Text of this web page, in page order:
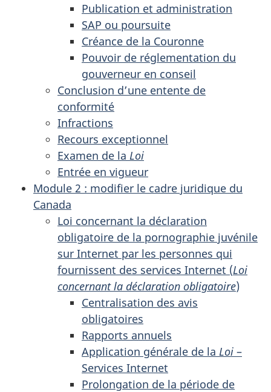
Publication et administration
SAP ou poursuite
Créance de la Couronne
Pouvoir de réglementation du
gouverneur en conseil
Conclusion d’une entente de
conformité
Infractions
Recours exceptionnel
Examen de la Loi
Entrée en vigueur
Module 2 : modifier le cadre juridique du
Canada
Loi concernant la déclaration
obligatoire de la pornographie juvénile
sur Internet par les personnes qui
fournissent des services Internet (Loi
concernant la déclaration obligatoire)
Centralisation des avis
obligatoires
Rapports annuels
Application générale de la Loi –
Services Internet
Prolongation de la période de